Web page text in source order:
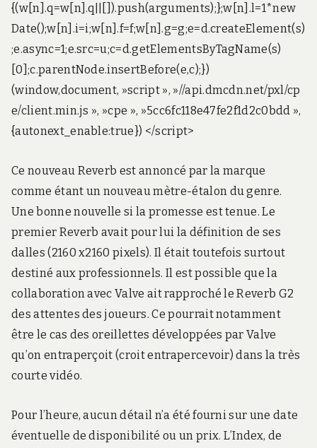
{(w[n].q=w[n].q||[]).push(arguments);};w[n].l=1*new
Date();w[n].i=i;w[n].f=f;w[n].g=g;e=d.createElement(s)
;e.async=1;e.src=u;c=d.getElementsByTagName(s)
[0];c.parentNode.insertBefore(e,c);})
(window,document, »script », »//api.dmcdn.net/pxl/cp
e/client.min.js », »cpe », »5cc6fc118e47fe2f1d2c0bdd »,
{autonext_enable:true}) </script>
Ce nouveau Reverb est annoncé par la marque
comme étant un nouveau mètre-étalon du genre.
Une bonne nouvelle si la promesse est tenue. Le
premier Reverb avait pour lui la définition de ses
dalles (2160 x2160 pixels). Il était toutefois surtout
destiné aux professionnels. Il est possible que la
collaboration avec Valve ait rapproché le Reverb G2
des attentes des joueurs. Ce pourrait notamment
être le cas des oreillettes développées par Valve
qu’on entraperçoit (croit entrapercevoir) dans la très
courte vidéo.
Pour l’heure, aucun détail n’a été fourni sur une date
éventuelle de disponibilité ou un prix. L’Index, de